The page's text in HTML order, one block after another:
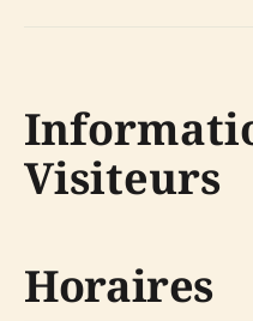
Visiteurs
Horaires